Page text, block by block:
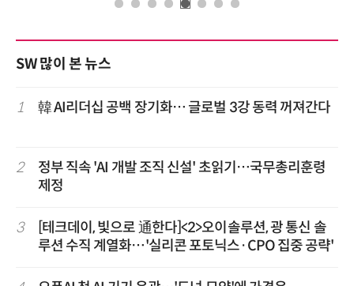
SW 많이 본 뉴스
1 韓 AI리더십 공백 장기화… 글로벌 3강 동력 꺼져간다
2
정부 직속 'AI 개발 조직 신설' 초읽기…국무총리훈령
제정
3
[테크데이, 빛으로 通한다]<2>오이솔루션, 광 통신 솔
루션 수직 계열화…'실리콘 포토닉스·CPO 집중 공략'